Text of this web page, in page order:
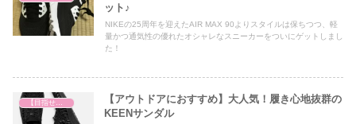
ット♪
NIKEの25周年を迎えたAIR MAX 90よりスタイルは保ちつつ、軽
量かつ通気性の優れたオシャレなスニーカーをついにゲットしまし
た！
【アウトドアにおすすめ】大人気！履き心地抜群の
KEENサンダル